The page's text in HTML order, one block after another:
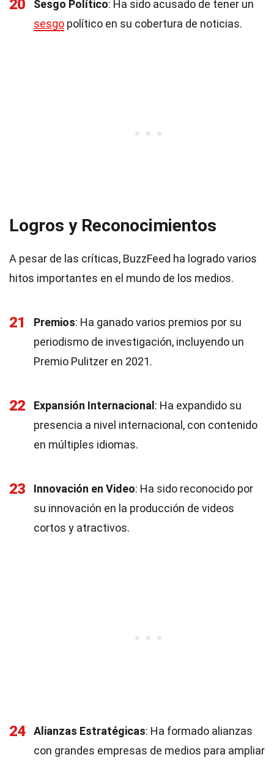
20 Sesgo Político: Ha sido acusado de tener un
sesgo político en su cobertura de noticias.
Logros y Reconocimientos
A pesar de las críticas, BuzzFeed ha logrado varios
hitos importantes en el mundo de los medios.
21 Premios: Ha ganado varios premios por su
periodismo de investigación, incluyendo un
Premio Pulitzer en 2021.
22 Expansión Internacional : Ha expandido su
presencia a nivel internacional, con contenido
en múltiples idiomas.
23 Innovación en Video: Ha sido reconocido por
su innovación en la producción de videos
cortos y atractivos.
24 Alianzas Estratégicas: Ha formado alianzas
con grandes empresas de medios para ampliar